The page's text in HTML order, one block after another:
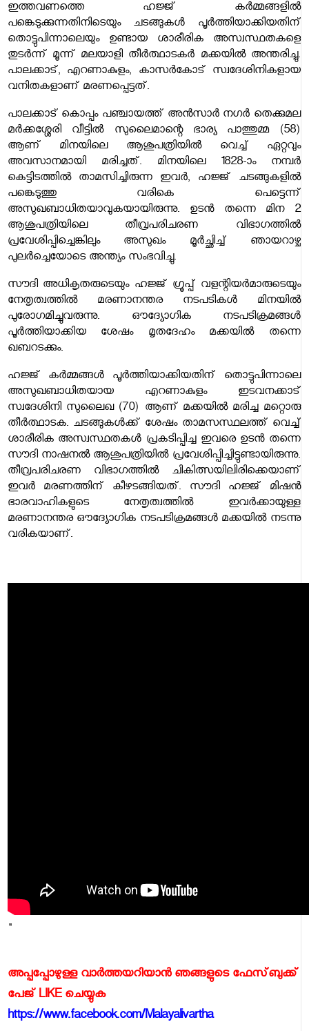
ഇത്തവണത്തെ ഹജ്ജ് കർമ്മങ്ങളിൽ
പങ്കെടുക്കുന്നതിനിടെയും ചടങ്ങുകൾ പൂർത്തിയാക്കിയതിന്
തൊട്ടുപിന്നാലെയും ഉണ്ടായ ശാരീരിക അസ്വസ്ഥതകളെ
തുടർന്ന് മൂന്ന് മലയാളി തീർത്ഥാടകർ മക്കയിൽ അന്തരിച്ചു.
പാലക്കാട്, എറണാകുളം, കാസർകോട് സ്വദേശിനികളായ
വനിതകളാണ് മരണപ്പെട്ടത്.
പാലക്കാട് കൊപ്പം പഞ്ചായത്ത് അൻസാർ നഗർ തെക്കുമല
മർക്കശ്ശേരി വീട്ടിൽ സുലൈമാന്റെ ഭാര്യ പാത്തുമ്മ (58)
ആണ് മിനയിലെ ആശുപത്രിയിൽ വെച്ച് ഏറ്റവും
അവസാനമായി മരിച്ചത്. മിനയിലെ 1828-ാം നമ്പർ
കെട്ടിടത്തിൽ താമസിച്ചിരുന്ന ഇവർ, ഹജ്ജ് ചടങ്ങുകളിൽ
പങ്കെടുത്തു വരികെ പെട്ടെന്ന്
അസുഖബാധിതയാവുകയായിരുന്നു. ഉടൻ തന്നെ മിന 2
ആശുപത്രിയിലെ തീവ്രപരിചരണ വിഭാഗത്തിൽ
പ്രവേശിപ്പിച്ചെങ്കിലും അസുഖം മൂർച്ഛിച്ച് ഞായറാഴ്ച
പുലർച്ചെയോടെ അന്ത്യം സംഭവിച്ചു.
സൗദി അധികൃതരുടെയും ഹജ്ജ് ഗ്രൂപ്പ് വളന്റിയർമാരുടെയും
നേതൃത്വത്തിൽ മരണാനന്തര നടപടികൾ മിനയിൽ
പുരോഗമിച്ചുവരുന്നു. ഔദ്യോഗിക നടപടിക്രമങ്ങൾ
പൂർത്തിയാക്കിയ ശേഷം മൃതദേഹം മക്കയിൽ തന്നെ
ഖബറടക്കും.
ഹജ്ജ് കർമ്മങ്ങൾ പൂർത്തിയാക്കിയതിന് തൊട്ടുപിന്നാലെ
അസുഖബാധിതയായ എറണാകുളം ഇടവനക്കാട്
സ്വദേശിനി സുലൈഖ (70) ആണ് മക്കയിൽ മരിച്ച മറ്റൊരു
തീർത്ഥാടക. ചടങ്ങുകൾക്ക് ശേഷം താമസസ്ഥലത്ത് വെച്ച്
ശാരീരിക അസ്വസ്ഥതകൾ പ്രകടിപ്പിച്ച ഇവരെ ഉടൻ തന്നെ
സൗദി നാഷനൽ ആശുപത്രിയിൽ പ്രവേശിപ്പിച്ചിട്ടുണ്ടായിരുന്നു.
തീവ്രപരിചരണ വിഭാഗത്തിൽ ചികിത്സയിലിരിക്കെയാണ്
ഇവർ മരണത്തിന് കീഴടങ്ങിയത്. സൗദി ഹജ്ജ് മിഷൻ
ഭാരവാഹികളുടെ നേതൃത്വത്തിൽ ഇവർക്കായുള്ള
മരണാനന്തര ഔദ്യോഗിക നടപടിക്രമങ്ങൾ മക്കയിൽ നടന്നു
വരികയാണ്.
"
അപ്പപ്പോഴുള്ള വാര്‍ത്തയറിയാന്‍ ഞങ്ങളുടെ ഫേസ്‌ബുക്ക്‌
പേജ് LIKE ചെയ്യുക
https://www.facebook.com/Malayalivartha